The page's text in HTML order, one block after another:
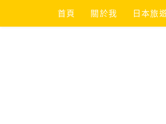
content
首頁 關於我 日本旅